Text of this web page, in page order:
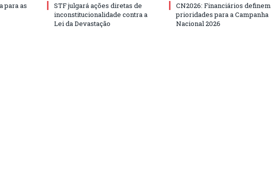
para as
STF julgará ações diretas de
inconstitucionalidade contra a
Lei da Devastação
CN2026: Financiários definem
prioridades para a Campanha
Nacional 2026